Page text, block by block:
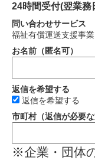
24時間受付(翌業務
問い合わせサービス
福祉有償運送支援事業
お名前（匿名可）
返信を希望する
返信を希望する
市町村（返信が必要な
※企業・団体